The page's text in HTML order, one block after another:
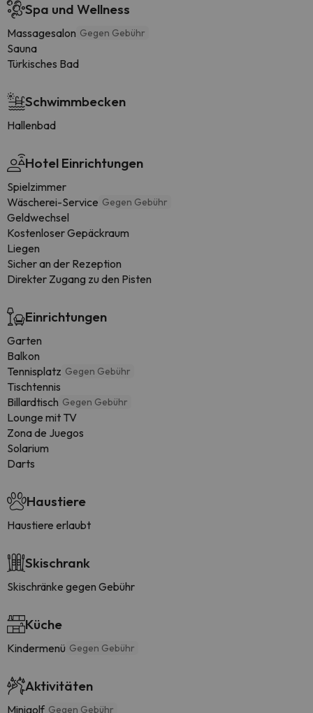
Spa und Wellness
Massagesalon Gegen Gebühr
Sauna
Türkisches Bad
Schwimmbecken
Hallenbad
Hotel Einrichtungen
Spielzimmer
Wäscherei-Service Gegen Gebühr
Geldwechsel
Kostenloser Gepäckraum
Liegen
Sicher an der Rezeption
Direkter Zugang zu den Pisten
Einrichtungen
Garten
Balkon
Tennisplatz Gegen Gebühr
Tischtennis
Billardtisch Gegen Gebühr
Lounge mit TV
Zona de Juegos
Solarium
Darts
Haustiere
Haustiere erlaubt
Skischrank
Skischränke gegen Gebühr
Küche
Kindermenü Gegen Gebühr
Aktivitäten
Minigolf Gegen Gebühr